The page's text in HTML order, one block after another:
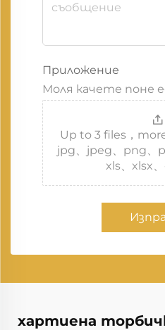
Приложение
Моля качете поне
Up to 3 files，
jpg、jpeg、png、
xls、xlsx
хартиена